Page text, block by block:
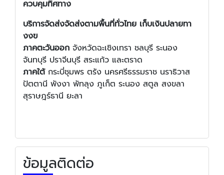
ควบคุมทิศทาง
บริการจัดส่งจัดส่งตามพื้นที่ทั่วไทย เก็บเงินปลายทา
งงฃ
ภาคตะวันออก จังหวัดฉะเชิงเทรา ชลบุรี ระนอง
จันทบุรี ปราจีนบุรี สระแก้ว และตราด
ภาคใต้ กระบี่ชุมพร ตรัง นครศรีธรรมราช นราธิวาส
ปัตตานี พังงา พัทลุง ภูเก็ต ระนอง สตูล สงขลา
สุราษฎร์ธานี ยะลา
ข้อมูลติดต่อ